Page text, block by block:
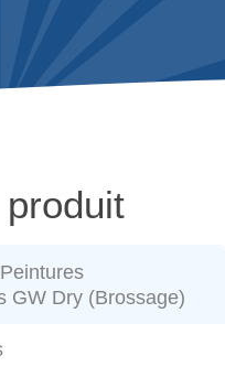
GW Dry (Brossage)